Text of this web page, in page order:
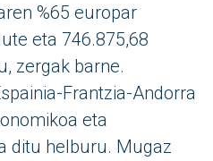
%65 europar
eta 746.875,68
zergak barne.
Frantzia-Andorra
eta
ditu helburu. Mugaz